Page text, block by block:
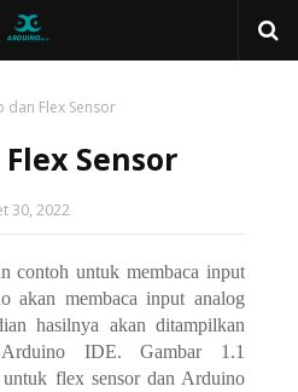
dan Flex Sensor
Sensor
30, 2022
contoh untuk membaca input
akan membaca input analog
hasilnya akan ditampilkan
IDE. Gambar 1.1
flex sensor dan Arduino